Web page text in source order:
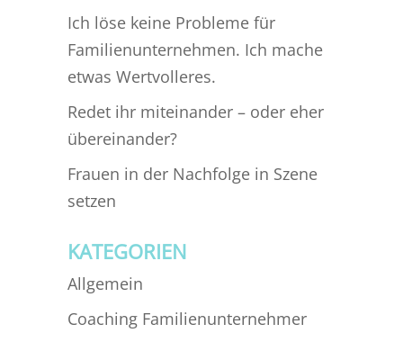
Ich löse keine Probleme für
Familienunternehmen. Ich mache
etwas Wertvolleres.
Redet ihr miteinander – oder eher
übereinander?
Frauen in der Nachfolge in Szene
setzen
KATEGORIEN
Allgemein
Coaching Familienunternehmer